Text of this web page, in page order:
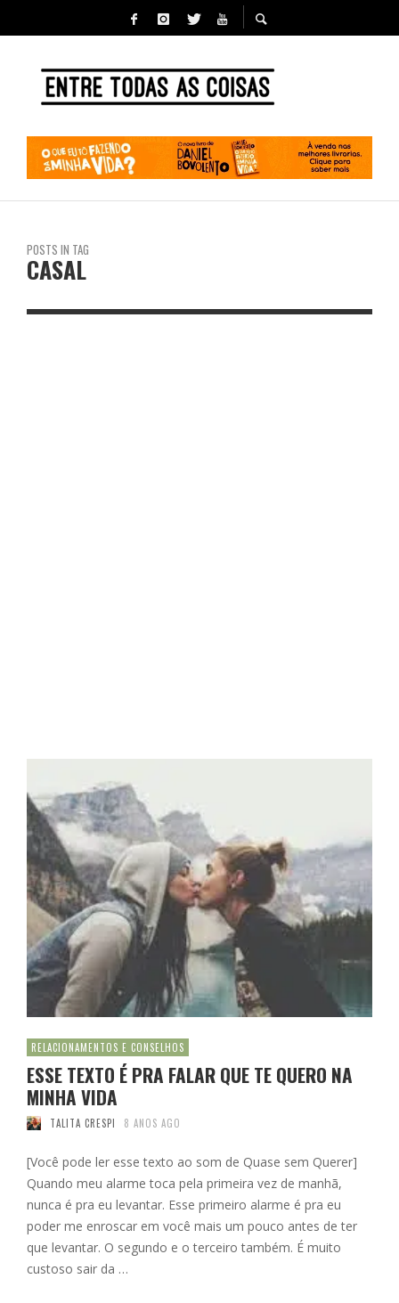
POSTS IN TAG
CASAL
RELACIONAMENTOS E CONSELHOS
ESSE TEXTO É PRA FALAR QUE TE QUERO NA
MINHA VIDA
TALITA CRESPI 8 ANOS AGO
[Você pode ler esse texto ao som de Quase sem Querer]
Quando meu alarme toca pela primeira vez de manhã,
nunca é pra eu levantar. Esse primeiro alarme é pra eu
poder me enroscar em você mais um pouco antes de ter
que levantar. O segundo e o terceiro também. É muito
custoso sair da …